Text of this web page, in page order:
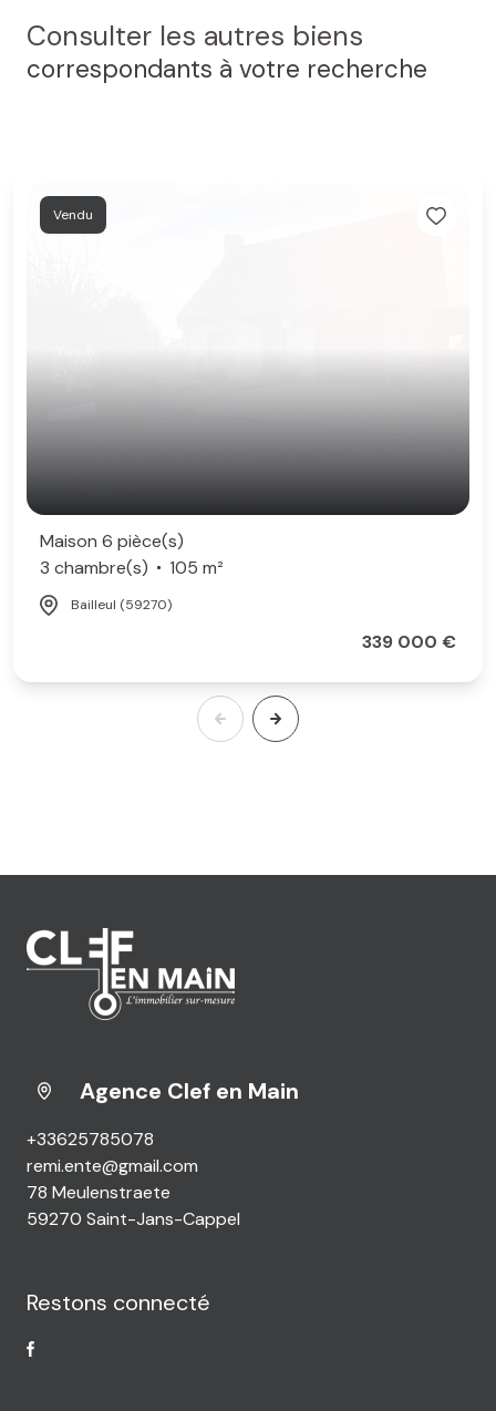
Consulter les autres biens
correspondants à votre recherche
Vendu
Maison 6 pièce(s)
3 chambre(s)
105 m²
Bailleul (59270)
339 000 €
Agence Clef en Main
+33625785078
remi.ente@gmail.com
78 Meulenstraete
59270 Saint-Jans-Cappel
Restons connecté